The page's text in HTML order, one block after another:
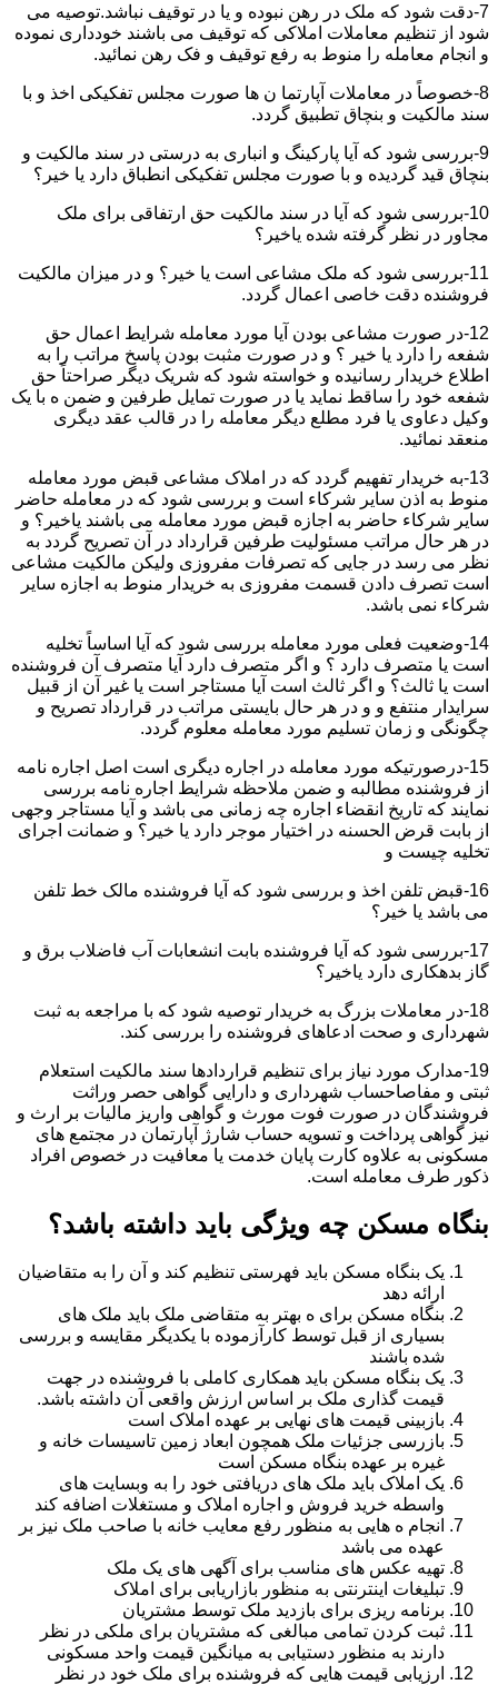
7-دقت شود که ملک در رهن نبوده و یا در توقیف نباشد.توصیه می
شود از تنظیم معاملات املاکی که توقیف می باشند خودداری نموده
و انجام معامله را منوط به رفع توقیف و فک رهن نمائید.
8-خصوصاً در معاملات آپارتما ن ها صورت مجلس تفکیکی اخذ و با
سند مالکیت و بنچاق تطبیق گردد.
9-بررسی شود که آیا پارکینگ و انباری به درستی در سند مالکیت و
بنچاق قید گردیده و با صورت مجلس تفکیکی انطباق دارد یا خیر؟
10-بررسی شود که آیا در سند مالکیت حق ارتفاقی برای ملک
مجاور در نظر گرفته شده یاخیر؟
11-بررسی شود که ملک مشاعی است یا خیر؟ و در میزان مالکیت
فروشنده دقت خاصی اعمال گردد.
12-در صورت مشاعی بودن آیا مورد معامله شرایط اعمال حق
شفعه را دارد یا خیر ؟ و در صورت مثبت بودن پاسخ مراتب را به
اطلاع خریدار رسانیده و خواسته شود که شریک دیگر صراحتاً حق
شفعه خود را ساقط نماید یا در صورت تمایل طرفین و ضمن ه با یک
وکیل دعاوی یا فرد مطلع دیگر معامله را در قالب عقد دیگری
منعقد نمائید.
13-به خریدار تفهیم گردد که در املاک مشاعی قبض مورد معامله
منوط به اذن سایر شرکاء است و بررسی شود که در معامله حاضر
سایر شرکاء حاضر به اجازه قبض مورد معامله می باشند یاخیر؟ و
در هر حال مراتب مسئولیت طرفین قرارداد در آن تصریح گردد به
نظر می رسد در جایی که تصرفات مفروزی ولیکن مالکیت مشاعی
است تصرف دادن قسمت مفروزی به خریدار منوط به اجازه سایر
شرکاء نمی باشد.
14-وضعیت فعلی مورد معامله بررسی شود که آیا اساساً تخلیه
است یا متصرف دارد ؟ و اگر متصرف دارد آیا متصرف آن فروشنده
است یا ثالث؟ و اگر ثالث است آیا مستاجر است یا غیر آن از قبیل
سرایدار منتفع و و در هر حال بایستی مراتب در قرارداد تصریح و
چگونگی و زمان تسلیم مورد معامله معلوم گردد.
15-درصورتیکه مورد معامله در اجاره دیگری است اصل اجاره نامه
از فروشنده مطالبه و ضمن ملاحظه شرایط اجاره نامه بررسی
نمایند که تاریخ انقضاء اجاره چه زمانی می باشد و آیا مستاجر وجهی
از بابت قرض الحسنه در اختیار موجر دارد یا خیر؟ و ضمانت اجرای
تخلیه چیست و
16-قبض تلفن اخذ و بررسی شود که آیا فروشنده مالک خط تلفن
می باشد یا خیر؟
17-بررسی شود که آیا فروشنده بابت انشعابات آب فاضلاب برق و
گاز بدهکاری دارد یاخیر؟
18-در معاملات بزرگ به خریدار توصیه شود که با مراجعه به ثبت
شهرداری و صحت ادعاهای فروشنده را بررسی کند.
19-مدارک مورد نیاز برای تنظیم قراردادها سند مالکیت استعلام
ثبتی و مفاصاحساب شهرداری و دارایی گواهی حصر وراثت
فروشندگان در صورت فوت مورث و گواهی واریز مالیات بر ارث و
نیز گواهی پرداخت و تسویه حساب شارژ آپارتمان در مجتمع های
مسکونی به علاوه کارت پایان خدمت یا معافیت در خصوص افراد
ذکور طرف معامله است.
بنگاه مسکن چه ویژگی باید داشته باشد؟
یک بنگاه مسکن باید فهرستی تنظیم کند و آن را به متقاضیان
ارائه دهد
بنگاه مسکن برای ه بهتر به متقاضی ملک باید ملک های
بسیاری از قبل توسط کارآزموده با یکدیگر مقایسه و بررسی
شده باشند
یک بنگاه مسکن باید همکاری کاملی با فروشنده در جهت
قیمت گذاری ملک بر اساس ارزش واقعی آن داشته باشد.
بازبینی قیمت های نهایی بر عهده املاک است
بازرسی جزئیات ملک همچون ابعاد زمین تاسیسات خانه و
غیره بر عهده بنگاه مسکن است
یک املاک باید ملک های دریافتی خود را به وبسایت های
واسطه خرید فروش و اجاره املاک و مستغلات اضافه کند
انجام ه هایی به منظور رفع معایب خانه با صاحب ملک نیز بر
عهده می باشد
تهیه عکس های مناسب برای آگهی های یک ملک
تبلیغات اینترنتی به منظور بازاریابی برای املاک
برنامه ریزی برای بازدید ملک توسط مشتریان
ثبت کردن تمامی مبالغی که مشتریان برای ملکی در نظر
دارند به منظور دستیابی به میانگین قیمت واحد مسکونی
ارزیابی قیمت هایی که فروشنده برای ملک خود در نظر